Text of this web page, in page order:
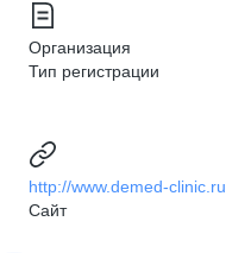
Организация
Тип регистрации
http://www.demed-clinic.ru
Сайт